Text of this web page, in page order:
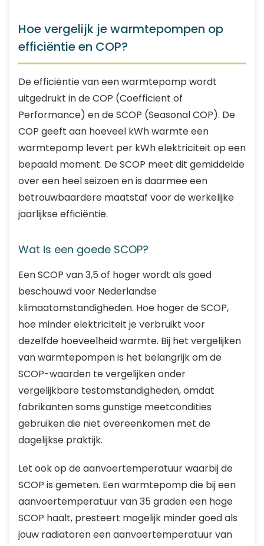
Hoe vergelijk je warmtepompen op
efficiëntie en COP?
De efficiëntie van een warmtepomp wordt
uitgedrukt in de COP (Coefficient of
Performance) en de SCOP (Seasonal COP). De
COP geeft aan hoeveel kWh warmte een
warmtepomp levert per kWh elektriciteit op een
bepaald moment. De SCOP meet dit gemiddelde
over een heel seizoen en is daarmee een
betrouwbaardere maatstaf voor de werkelijke
jaarlijkse efficiëntie.
Wat is een goede SCOP?
Een SCOP van 3,5 of hoger wordt als goed
beschouwd voor Nederlandse
klimaatomstandigheden. Hoe hoger de SCOP,
hoe minder elektriciteit je verbruikt voor
dezelfde hoeveelheid warmte. Bij het vergelijken
van warmtepompen is het belangrijk om de
SCOP-waarden te vergelijken onder
vergelijkbare testomstandigheden, omdat
fabrikanten soms gunstige meetcondities
gebruiken die niet overeenkomen met de
dagelijkse praktijk.
Let ook op de aanvoertemperatuur waarbij de
SCOP is gemeten. Een warmtepomp die bij een
aanvoertemperatuur van 35 graden een hoge
SCOP haalt, presteert mogelijk minder goed als
jouw radiatoren een aanvoertemperatuur van